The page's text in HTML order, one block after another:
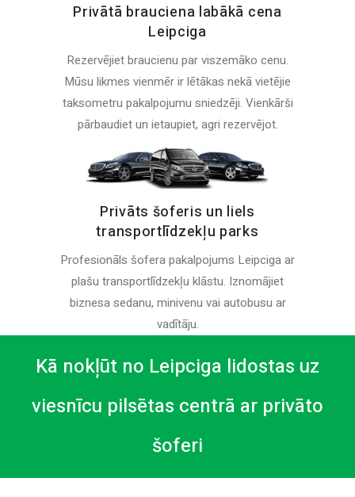
Privātā brauciena labākā cena
Leipciga
Rezervējiet braucienu par viszemāko cenu.
Mūsu likmes vienmēr ir lētākas nekā vietējie
taksometru pakalpojumu sniedzēji. Vienkārši
pārbaudiet un ietaupiet, agri rezervējot.
Privāts šoferis un liels
transportlīdzekļu parks
Profesionāls šofera pakalpojums Leipciga ar
plašu transportlīdzekļu klāstu. Iznomājiet
biznesa sedanu, minivenu vai autobusu ar
vadītāju.
Kā nokļūt no Leipciga lidostas uz
viesnīcu pilsētas centrā ar privāto
šoferi